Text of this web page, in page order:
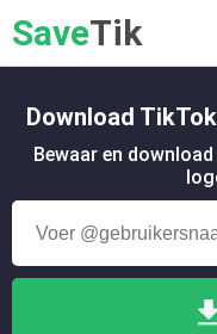
SaveTik
Download
Bewaar en